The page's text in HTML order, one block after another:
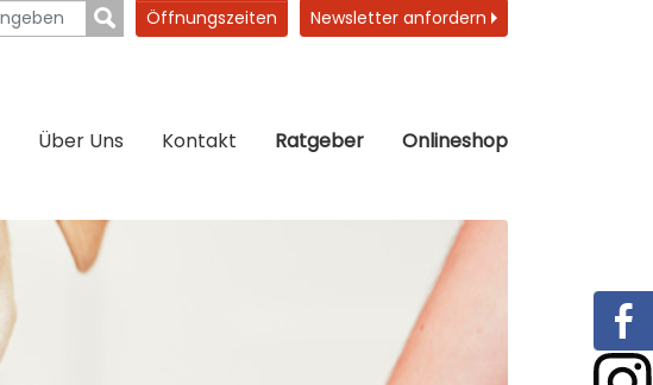
Öffnungszeiten Newsletter anfordern
Über Uns Kontakt Ratgeber Onlineshop